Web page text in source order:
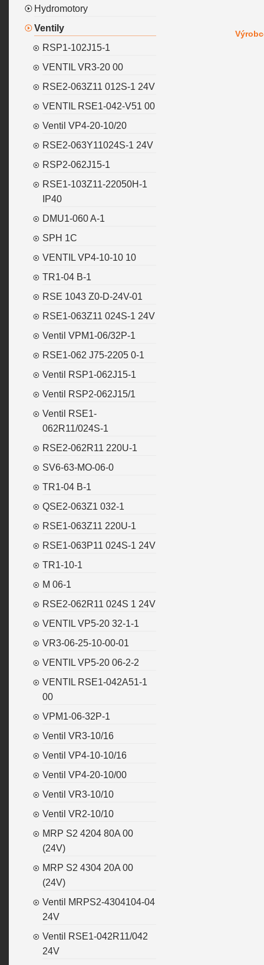
Hydromotory
Ventily
RSP1-102J15-1
VENTIL VR3-20 00
RSE2-063Z11 012S-1 24V
VENTIL RSE1-042-V51 00
Ventil VP4-20-10/20
RSE2-063Y11024S-1 24V
RSP2-062J15-1
RSE1-103Z11-22050H-1
IP40
DMU1-060 A-1
SPH 1C
VENTIL VP4-10-10 10
TR1-04 B-1
RSE 1043 Z0-D-24V-01
RSE1-063Z11 024S-1 24V
Ventil VPM1-06/32P-1
RSE1-062 J75-2205 0-1
Ventil RSP1-062J15-1
Ventil RSP2-062J15/1
Ventil RSE1-
062R11/024S-1
RSE2-062R11 220U-1
SV6-63-MO-06-0
TR1-04 B-1
QSE2-063Z1 032-1
RSE1-063Z11 220U-1
RSE1-063P11 024S-1 24V
TR1-10-1
M 06-1
RSE2-062R11 024S 1 24V
VENTIL VP5-20 32-1-1
VR3-06-25-10-00-01
VENTIL VP5-20 06-2-2
VENTIL RSE1-042A51-1
00
VPM1-06-32P-1
Ventil VR3-10/16
Ventil VP4-10-10/16
Ventil VP4-20-10/00
Ventil VR3-10/10
Ventil VR2-10/10
MRP S2 4204 80A 00
(24V)
MRP S2 4304 20A 00
(24V)
Ventil MRPS2-4304104-04
24V
Ventil RSE1-042R11/042
24V